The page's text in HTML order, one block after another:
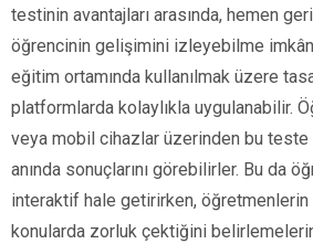
testinin avantajları arasında, hemen
öğrencinin gelişimini izleyebilme
eğitim ortamında kullanılmak üzere
platformlarda kolaylıkla uygulanabilir.
veya mobil cihazlar üzerinden bu
anında sonuçlarını görebilirler. Bu da
interaktif hale getirirken,
konularda zorluk çektiğini